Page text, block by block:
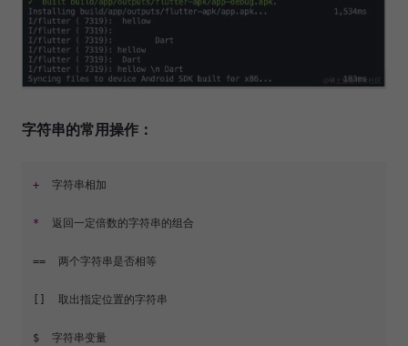
字符串的常用操作：
+ 字符串相加
* 返回一定倍数的字符串的组合
==  两个字符串是否相等
[]  取出指定位置的字符串